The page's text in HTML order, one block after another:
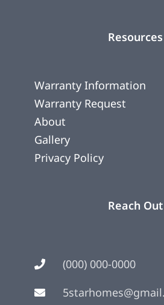
Resources
Warranty Information
Warranty Request
About
Gallery
Privacy Policy
Reach Out
(000) 000-0000